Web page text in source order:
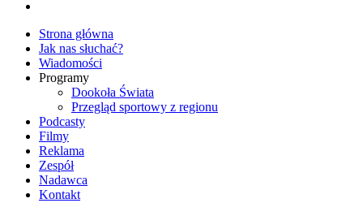
Strona główna
Jak nas słuchać?
Wiadomości
Programy
Dookoła Świata
Przegląd sportowy z regionu
Podcasty
Filmy
Reklama
Zespół
Nadawca
Kontakt